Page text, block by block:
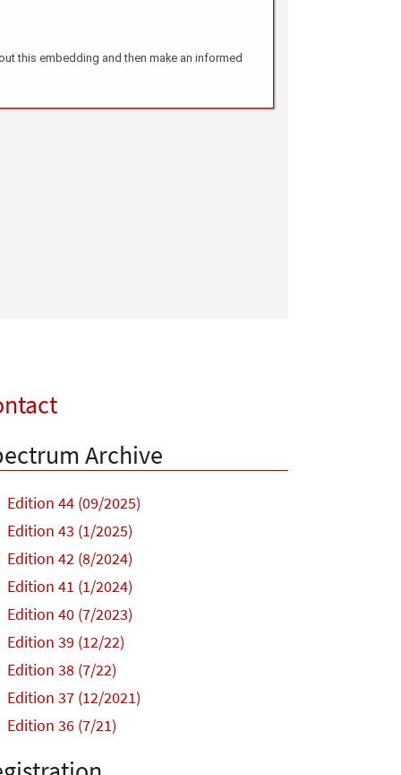
Archive
Edition 44 (09/2025)
Edition 43 (1/2025)
Edition 42 (8/2024)
Edition 41 (1/2024)
Edition 40 (7/2023)
Edition 39 (12/22)
Edition 38 (7/22)
Edition 37 (12/2021)
Edition 36 (7/21)